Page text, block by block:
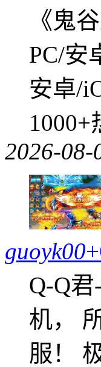
《鬼
PC/安
安卓/
2026-08-
guoyk00
Q-Q
机，
服！